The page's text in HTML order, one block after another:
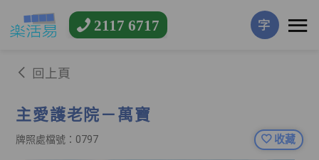
2117 6717 字
回上頁
主愛護老院－萬寶
牌照處檔號：0797 收藏